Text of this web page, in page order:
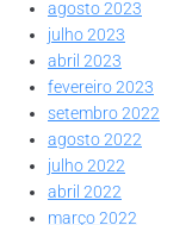
agosto 2023
julho 2023
abril 2023
fevereiro 2023
setembro 2022
agosto 2022
julho 2022
abril 2022
março 2022